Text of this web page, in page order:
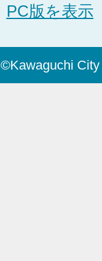
PC版を表示
©Kawaguchi City